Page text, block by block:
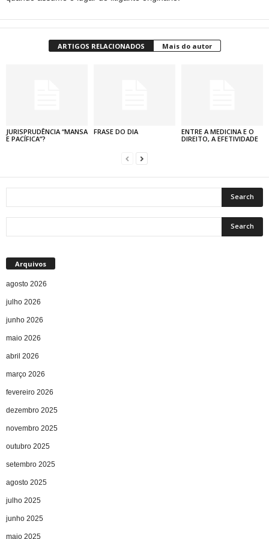
ARTIGOS RELACIONADOS Mais do autor
JURISPRUDÊNCIA “MANSA
E PACÍFICA”?
FRASE DO DIA
ENTRE A MEDICINA E O
DIREITO, A EFETIVIDADE
Arquivos
agosto 2026
julho 2026
junho 2026
maio 2026
abril 2026
março 2026
fevereiro 2026
dezembro 2025
novembro 2025
outubro 2025
setembro 2025
agosto 2025
julho 2025
junho 2025
maio 2025